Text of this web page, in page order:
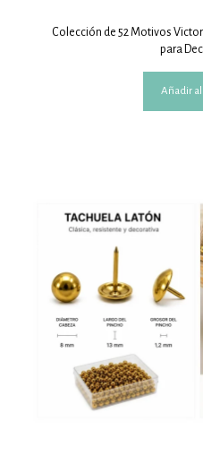
Colección de 52 Motivos
para
Añadir